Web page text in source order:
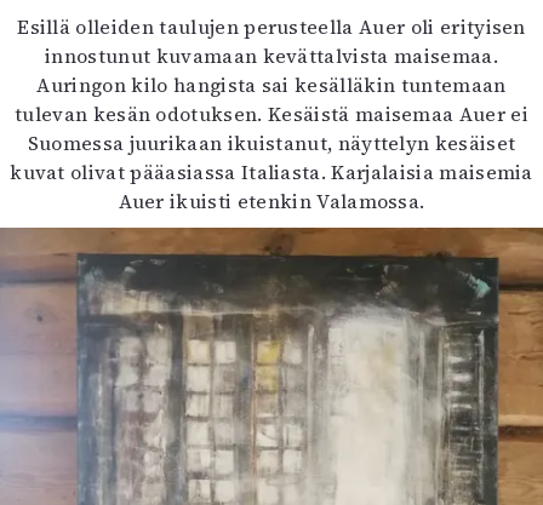
Esillä olleiden taulujen perusteella Auer oli erityisen
innostunut kuvamaan kevättalvista maisemaa.
Auringon kilo hangista sai kesälläkin tuntemaan
tulevan kesän odotuksen. Kesäistä maisemaa Auer ei
Suomessa juurikaan ikuistanut, näyttelyn kesäiset
kuvat olivat pääasiassa Italiasta. Karjalaisia maisemia
Auer ikuisti etenkin Valamossa.